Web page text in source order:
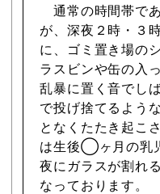
通常の時間帯で
が、深夜２時・３
に、ゴミ置き場の
ラスビンや缶の入
乱暴に置く音でし
で投げ捨てるよう
となくたたき起こ
は生後◯ヶ月の乳
夜にガラスが割れ
なっております。